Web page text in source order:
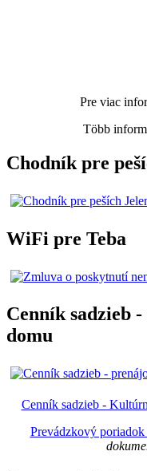
Pre viac
Több
Chodník pre
WiFi pre Teba
Cenník sadzieb
domu
Cenník sadzieb -
Prevádzkový